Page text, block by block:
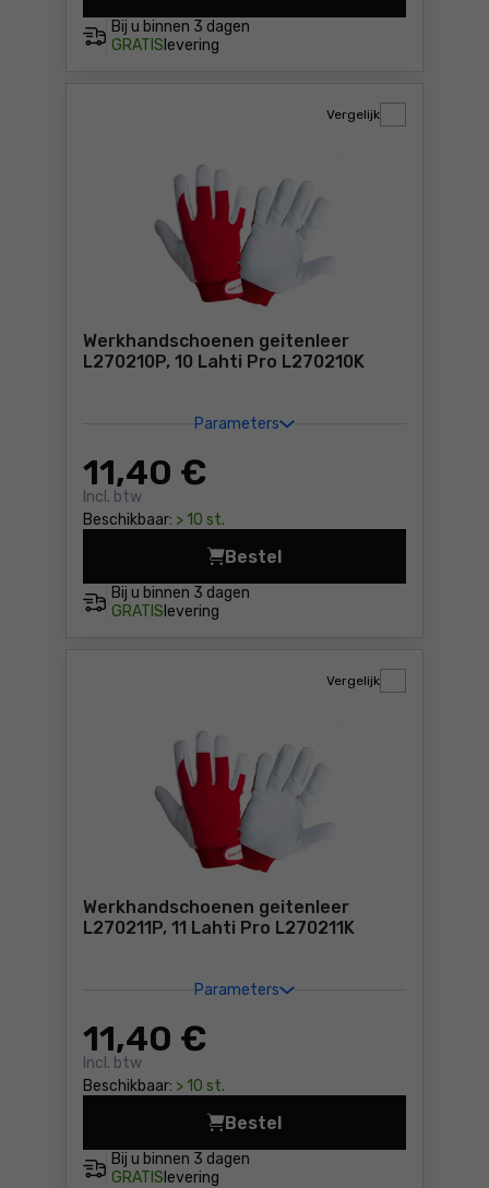
Bij u binnen 3 dagen
GRATIS levering
Werkhandschoenen geitenleer
L270210P, 10 Lahti Pro L270210K
Parameters
11,40 €
Incl. btw
Beschikbaar: > 10 st.
Vergelijk
Bij u binnen 3 dagen
GRATIS levering
Bestel
Werkhandschoenen
Werkhandschoenen geitenleer
L270211P, 11 Lahti Pro L270211K
Parameters
11,40 €
Incl. btw
Beschikbaar: > 10 st.
Vergelijk
Bij u binnen 3 dagen
GRATIS levering
Bestel
Werkhandschoenen